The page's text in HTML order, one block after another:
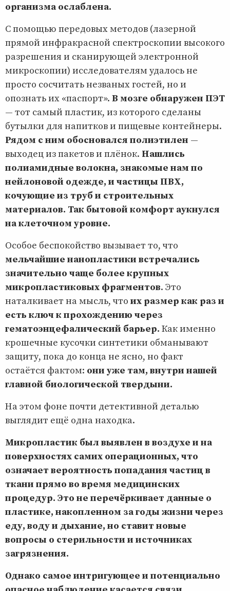
организма ослаблена.
С помощью передовых методов (лазерной
прямой инфракрасной спектроскопии высокого
разрешения и сканирующей электронной
микроскопии) исследователям удалось не
просто сосчитать незваных гостей, но и
опознать их «паспорт». В мозге обнаружен ПЭТ
— тот самый пластик, из которого сделаны
бутылки для напитков и пищевые контейнеры.
Рядом с ним обосновался полиэтилен —
выходец из пакетов и плёнок. Нашлись
полиамидные волокна, знакомые нам по
нейлоновой одежде, и частицы ПВХ,
кочующие из труб и строительных
материалов. Так бытовой комфорт аукнулся
на клеточном уровне.
Особое беспокойство вызывает то, что
мельчайшие нанопластики встречались
значительно чаще более крупных
микропластиковых фрагментов. Это
наталкивает на мысль, что их размер как раз и
есть ключ к прохождению через
гематоэнцефалический барьер. Как именно
крошечные кусочки синтетики обманывают
защиту, пока до конца не ясно, но факт
остаётся фактом: они уже там, внутри нашей
главной биологической твердыни.
На этом фоне почти детективной деталью
выглядит ещё одна находка.
Микропластик был выявлен в воздухе и на
поверхностях самих операционных, что
означает вероятность попадания частиц в
ткани прямо во время медицинских
процедур. Это не перечёркивает данные о
пластике, накопленном за годы жизни через
еду, воду и дыхание, но ставит новые
вопросы о стерильности и источниках
загрязнения.
Однако самое интригующее и потенциально